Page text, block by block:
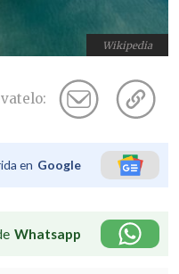
Wikipedia
en Google
Whatsapp